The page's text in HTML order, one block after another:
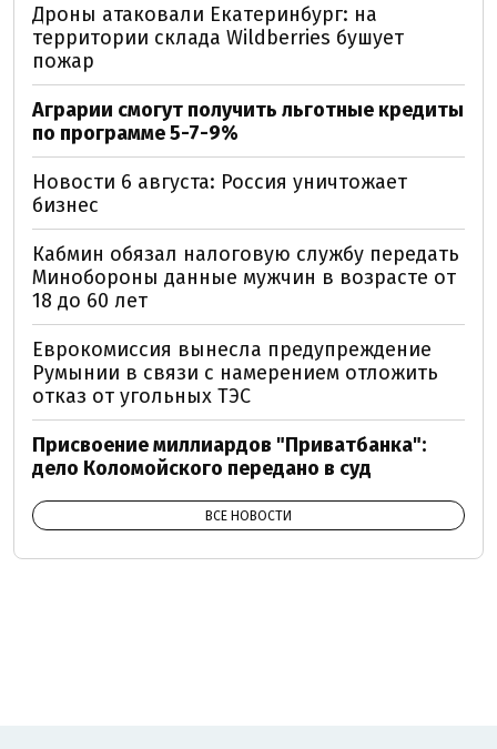
Дроны атаковали Екатеринбург: на
территории склада Wildberries бушует
пожар
Аграрии смогут получить льготные кредиты
по программе 5-7-9%
Новости 6 августа: Россия уничтожает
бизнес
Кабмин обязал налоговую службу передать
Минобороны данные мужчин в возрасте от
18 до 60 лет
Еврокомиссия вынесла предупреждение
Румынии в связи с намерением отложить
отказ от угольных ТЭС
Присвоение миллиардов "Приватбанка":
дело Коломойского передано в суд
ВСЕ НОВОСТИ